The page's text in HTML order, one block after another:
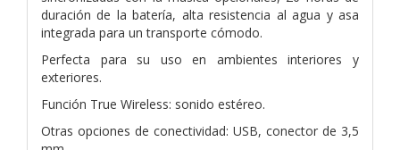
duración de la batería, alta resistencia al agua y asa
integrada para un transporte cómodo.
Perfecta para su uso en ambientes interiores y
exteriores.
Función True Wireless: sonido estéreo.
Otras opciones de conectividad: USB, conector de 3,5